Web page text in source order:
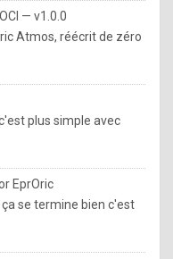
— v1.0.0
Atmos, réécrit de zéro
plus simple avec
EprOric
se termine bien c'est